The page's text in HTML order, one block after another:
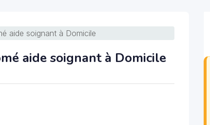
aide soignant à Domicile